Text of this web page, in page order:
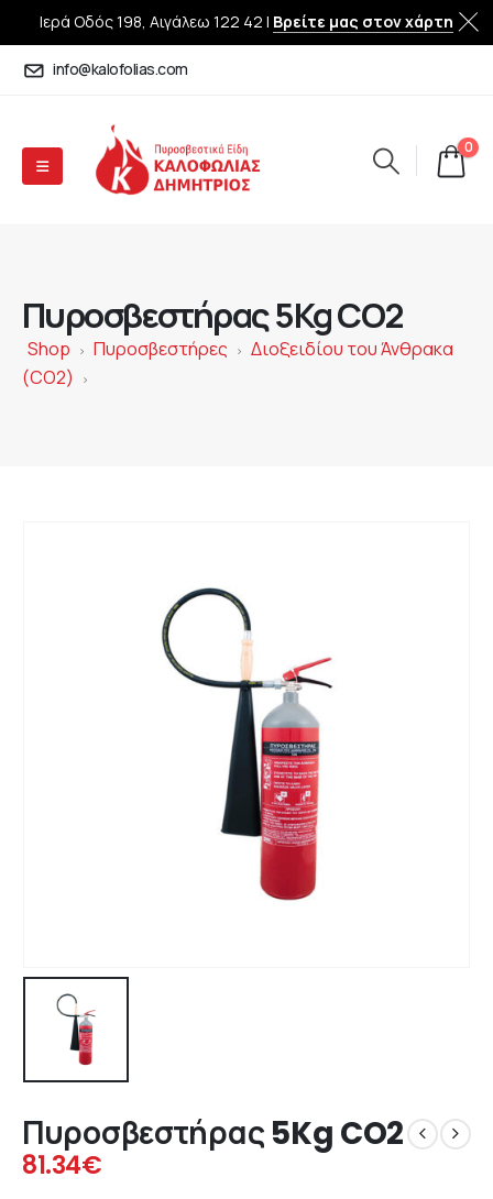
Ιερά Οδός 198, Αιγάλεω 122 42 | Βρείτε μας στον χάρτη
info@kalofolias.com
0
Πυροσβεστήρας 5Kg CO2
Shop > Πυροσβεστήρες > Διοξειδίου του Άνθρακα
(CO2)
>
Πυροσβεστήρας 5Kg CO2
81.34€